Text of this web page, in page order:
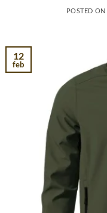
POSTED ON
12
feb